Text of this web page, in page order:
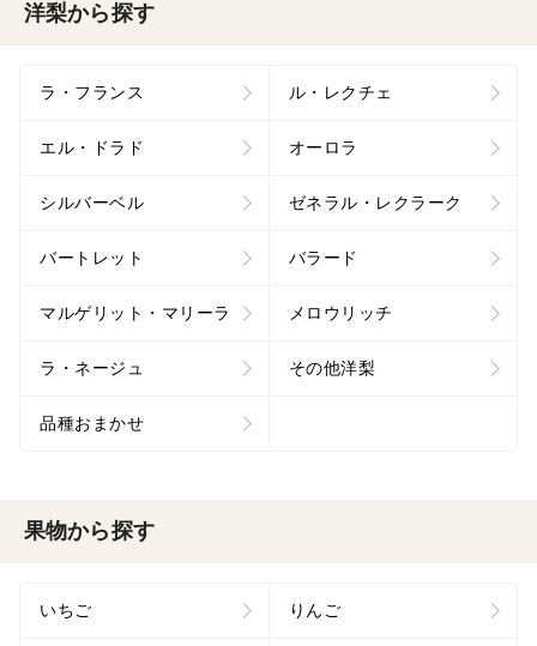
洋梨から探す
ラ・フランス ル・レクチェ
エル・ドラド オーロラ
シルバーベル ゼネラル・レクラーク
バートレット バラード
マルゲリット・マリーラ メロウリッチ
ラ・ネージュ その他洋梨
品種おまかせ
果物から探す
いちご りんご